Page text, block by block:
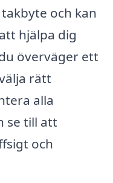
och kan
hjälpa dig
överväger ett
rätt
alla
se till att
och